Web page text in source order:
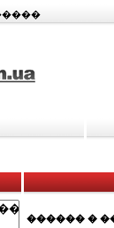
������ �